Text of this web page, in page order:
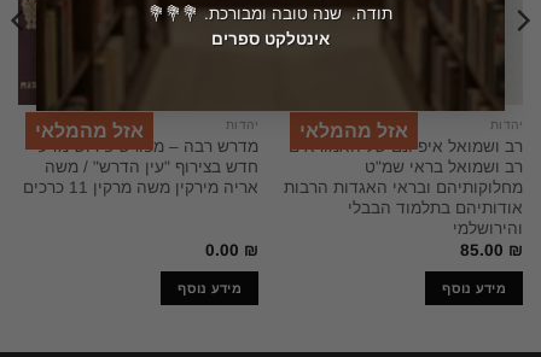
תודה. שנה טובה ומבורכת. 💐💐💐
אינטלקט ספרים
אזל מהמלאי יהדות
רב ושמואל איפיונם של האמוראים
רב ושמואל בראי שמ"ט
מחלוקותיהם ובראי האגדות הרבות
אודותיהם בתלמוד הבבלי
והירושלמי
85.00 ₪
מידע נוסף
אזל מהמלאי יהדות
מדרש רבה – מפורש פירוש מדעי
חדש בצירוף "עין הדרש" / משה
אריה מירקין משה מרקין 11 כרכים
0.00 ₪
מידע נוסף